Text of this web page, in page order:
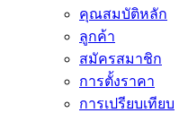
คุณสมบัติหลัก
ลูกค้า
สมัครสมาชิก
การตั้งราคา
การเปรียบเทียบ